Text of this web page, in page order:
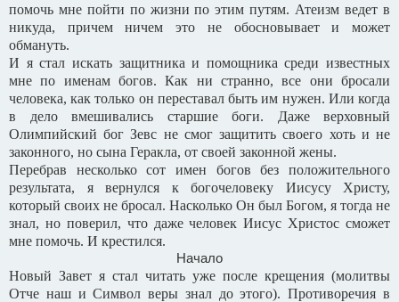
помочь мне пойти по жизни по этим путям. Атеизм ведет в
никуда, причем ничем это не обосновывает и может
обмануть.
И я стал искать защитника и помощника среди известных
мне по именам богов. Как ни странно, все они бросали
человека, как только он переставал быть им нужен. Или когда
в дело вмешивались старшие боги. Даже верховный
Олимпийский бог Зевс не смог защитить своего хоть и не
законного, но сына Геракла, от своей законной жены.
Перебрав несколько сот имен богов без положительного
результата, я вернулся к богочеловеку Иисусу Христу,
который своих не бросал. Насколько Он был Богом, я тогда не
знал, но поверил, что даже человек Иисус Христос сможет
мне помочь. И крестился.
Начало
Новый Завет я стал читать уже после крещения (молитвы
Отче наш и Символ веры знал до этого). Противоречия в